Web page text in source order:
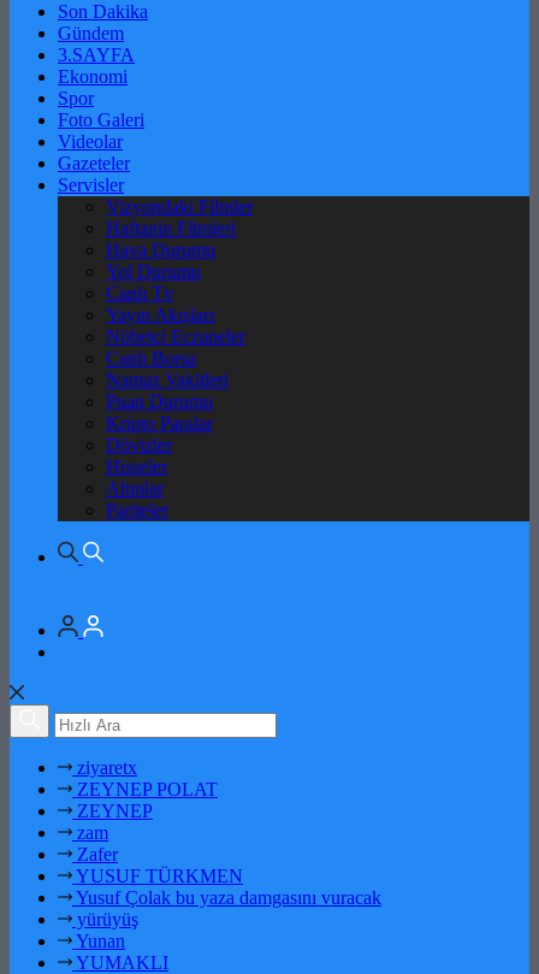
Son Dakika
Gündem
3.SAYFA
Ekonomi
Spor
Foto Galeri
Videolar
Gazeteler
Servisler
Vizyondaki Filmler
Haftanin Filmleri
Hava Durumu
Yol Durumu
Canlı Tv
Yayın Akışları
Nöbetçi Eczaneler
Canlı Borsa
Namaz Vakitleri
Puan Durumu
Kripto Paralar
Dövizler
Hisseler
Altınlar
Pariteler
ziyaretx
ZEYNEP POLAT
ZEYNEP
zam
Zafer
YUSUF TÜRKMEN
Yusuf Çolak bu yaza damgasını vuracak
yürüyüş
Yunan
YUMAKLI